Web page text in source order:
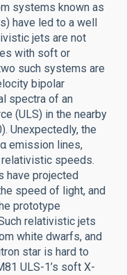
systems known as
have led to a well
jets are not
with soft or
such systems are
bipolar
spectra of an
(ULS) in the nearby
Unexpectedly, the
emission lines,
speeds.
have projected
speed of light, and
prototype
relativistic jets
white dwarfs, and
star is hard to
ULS-1’s soft X-